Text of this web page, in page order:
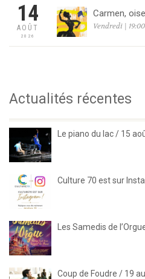
14
AOÛT
2026
Carmen,
Vendredi |
Actualités récentes
Le piano du lac / 15
Culture 70 est sur
Les Samedis de
Coup de Foudre / 19